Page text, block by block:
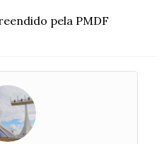
pela PMDF